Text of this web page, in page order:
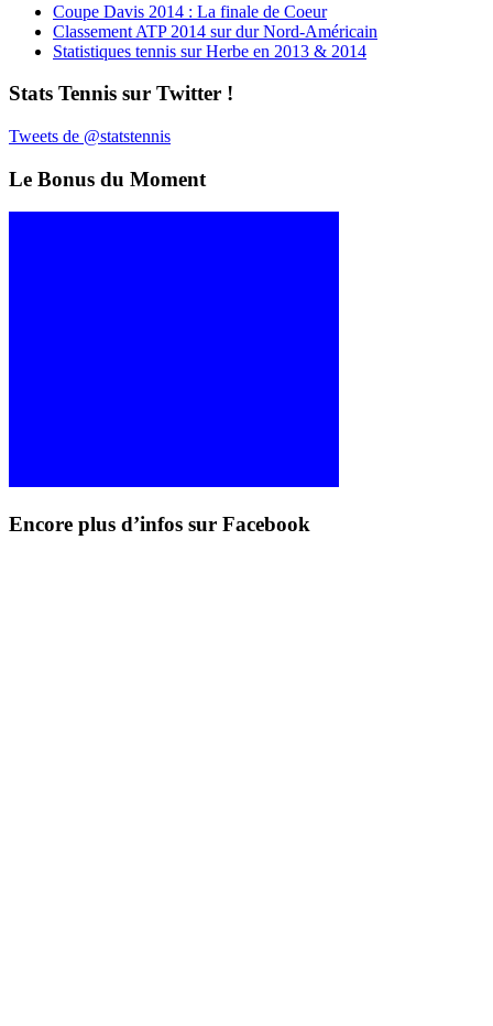
Coupe Davis 2014 : La finale de Coeur
Classement ATP 2014 sur dur Nord-Américain
Statistiques tennis sur Herbe en 2013 & 2014
Stats Tennis sur Twitter !
Tweets de @statstennis
Le Bonus du Moment
Encore plus d’infos sur Facebook